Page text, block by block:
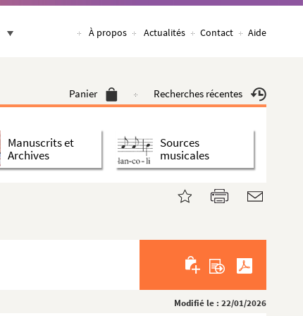
À propos Actualités Contact Aide
Panier Recherches récentes
Manuscrits et
Archives
Sources
musicales
Modifié le : 22/01/2026